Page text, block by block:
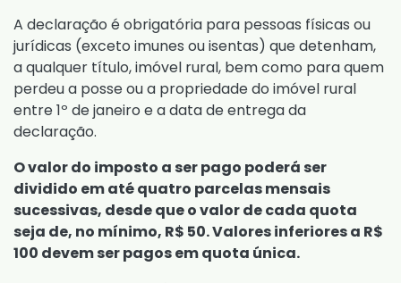
A declaração é obrigatória para pessoas físicas ou
jurídicas (exceto imunes ou isentas) que detenham,
a qualquer título, imóvel rural, bem como para quem
perdeu a posse ou a propriedade do imóvel rural
entre 1º de janeiro e a data de entrega da
declaração.
O valor do imposto a ser pago poderá ser
dividido em até quatro parcelas mensais
sucessivas, desde que o valor de cada quota
seja de, no mínimo, R$ 50. Valores inferiores a R$
100 devem ser pagos em quota única.